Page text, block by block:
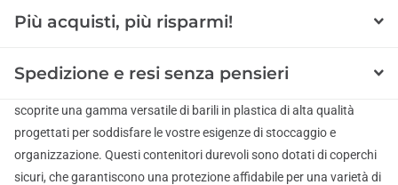
Più acquisti, più risparmi!
Spedizione e resi senza pensieri
scoprite una gamma versatile di barili in plastica di alta qualità
progettati per soddisfare le vostre esigenze di stoccaggio e
organizzazione. Questi contenitori durevoli sono dotati di coperchi
sicuri, che garantiscono una protezione affidabile per una varietà di